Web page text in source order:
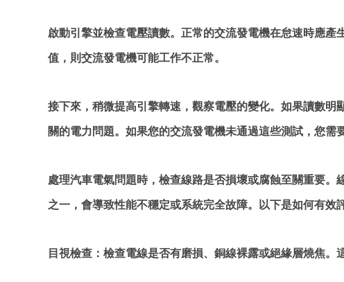
啟動引擎並檢查電壓讀數。正常的交流發電機在怠速時應產
值，則交流發電機可能工作不正常。
接下來，稍微提高引擎轉速，觀察電壓的變化。如果讀數明
關的電力問題。如果您的交流發電機未通過這些測試，您需
處理汽車電氣問題時，檢查線路是否損壞或腐蝕至關重要。
之一，會導致性能不穩定或系統完全故障。以下是如何有效
目視檢查：檢查電線是否有磨損、銅線裸露或絕緣層燒焦。